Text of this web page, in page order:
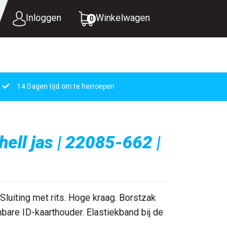
Inloggen 0 Winkelwagen
UW WINKELWAGEN IS LEEG.
14 Dagen tijd om te herroepen
jas | 22085-662 |
met rits. Hoge kraag. Borstzak
ID-kaarthouder. Elastiekband bij de